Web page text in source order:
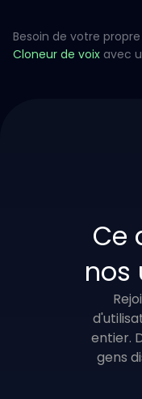
Besoin de votre
Cloneur de voix avec
Ce
nos
entier.
gens